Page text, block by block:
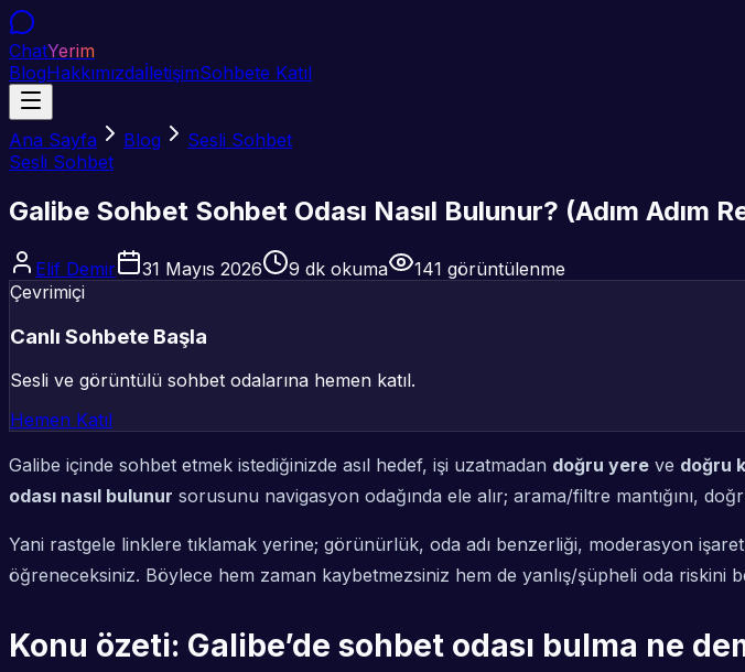
ChatYerim
BlogHakkımızdaİletişimSohbete Katıl
Ana Sayfa Blog
Sesli Sohbet
Sesli Sohbet
Galibe Sohbet Sohbet Odası Nasıl Bulunur? (Adım Adım
Elif Demir 31 Mayıs 2026 9 dk okuma 141 görüntülenme
Çevrimiçi
Canlı Sohbete Başla
Sesli ve görüntülü sohbet odalarına hemen katıl.
Hemen Katıl
Galibe içinde sohbet etmek istediğinizde asıl hedef, işi uzatmadan doğru yere ve doğru
odası nasıl bulunur sorusunu navigasyon odağında ele alır; arama/filtre mantığını,
Yani rastgele linklere tıklamak yerine; görünürlük, oda adı benzerliği, moderasyon
öğreneceksiniz. Böylece hem zaman kaybetmezsiniz hem de yanlış/şüpheli oda riskini
Konu özeti: Galibe’de sohbet odası bulma ne